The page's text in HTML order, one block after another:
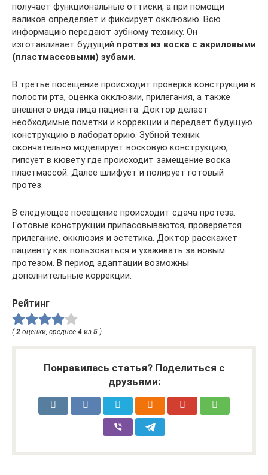
получает функциональные оттиски, а при помощи
валиков определяет и фиксирует окклюзию. Всю
информацию передают зубному технику. Он
изготавливает будущий протез из воска с акриловыми
(пластмассовыми) зубами.
В третье посещение происходит проверка конструкции в
полости рта, оценка окклюзии, прилегания, а также
внешнего вида лица пациента. Доктор делает
необходимые пометки и коррекции и передает будущую
конструкцию в лабораторию. Зубной техник
окончательно моделирует восковую конструкцию,
гипсует в кювету где происходит замещение воска
пластмассой. Далее шлифует и полирует готовый
протез.
В следующее посещение происходит сдача протеза.
Готовые конструкции припасовываются, проверяется
прилегание, окклюзия и эстетика. Доктор расскажет
пациенту как пользоваться и ухаживать за новым
протезом. В период адаптации возможны
дополнительные коррекции.
Рейтинг
(2 оценки, среднее 4 из 5 )
Понравилась статья? Поделиться с
друзьями: